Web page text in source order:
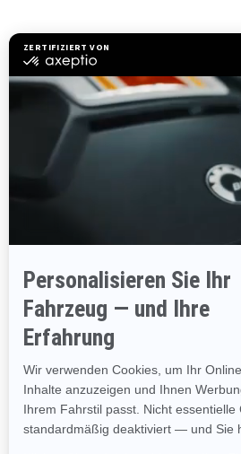
Kundenservice
Sicherheitsrückrufe
BRP
BESTELLEN
Melden Sie sich für unsere E-Mails
sofort über aktuelle Ereignisse,
informieren.
FOLGEN SIE UNS